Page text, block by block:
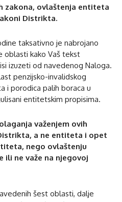
zakona, ovlaštenja entiteta
Distrikta.
taksativno je nabrojano
oblasti kako Vaš tekst
izuzeti od navedenog Naloga.
penzijsko-invalidskog
i porodica palih boraca u
entitetskim propisima.
važenjem ovih
a ne entiteta i opet
nego ovlaštenju
ili ne važe na njegovoj
šest oblasti, dalje